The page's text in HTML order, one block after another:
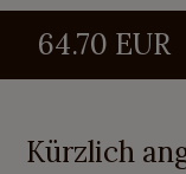
64.70 EUR
Kürzlich